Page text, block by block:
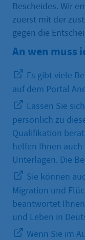
Bescheides. Wir
zuerst mit der
gegen die
An wen muss
Es gibt viele
auf dem Portal
Lassen Sie
persönlich zu
Qualifikation
helfen Ihnen
Unterlagen. Die
Sie können
Migration und
beantwortet
und Leben in
Wenn Sie im